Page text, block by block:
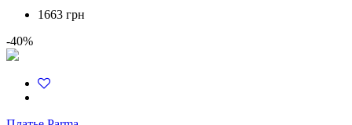
1663 грн
-40%